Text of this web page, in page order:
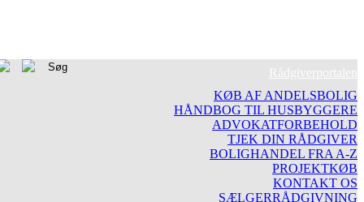
Rådgiverportalen
KØB AF ANDELSBOLIG
HÅNDBOG TIL HUSBYGGERE
ADVOKATFORBEHOLD
TJEK DIN RÅDGIVER
BOLIGHANDEL FRA A-Z
PROJEKTKØB
KONTAKT OS
SÆLGERRÅDGIVNING